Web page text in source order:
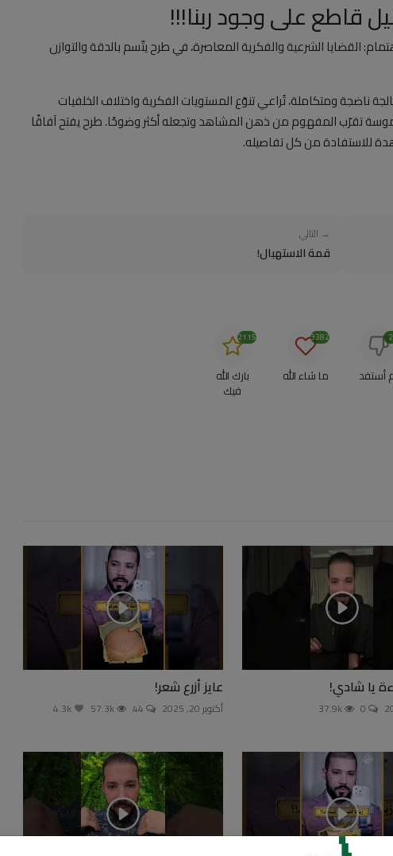
قاطع على وجود ربنا!!!
القضايا الشرعية والفكرية المعاصرة، في طرح يتّسم بالدقة والتوازن
ناضجة ومتكاملة، تُراعي تنوّع المستويات الفكرية واختلاف الخلفيات
تقرّب المفهوم من ذهن المشاهد وتجعله أكثر وضوحًا. طرح يفتح آفاقًا
للاستفادة من كل تفاصيله.
→ التالي
قمة الاستهبال!
أستفد ما شاء الله
3382
بارك الله
فيك
2115
يا شادي!
0
37.9k
عايز أزرع شعر!
أكتوبر 20, 2025 57.3k
4.3k